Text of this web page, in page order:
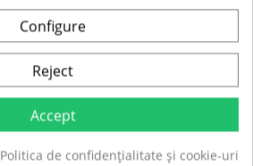
Portocaliu
Ski
Standard
Configure
Reject
Accept
Politica de confidențialitate și cookie-uri